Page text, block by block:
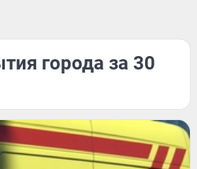
города за 30